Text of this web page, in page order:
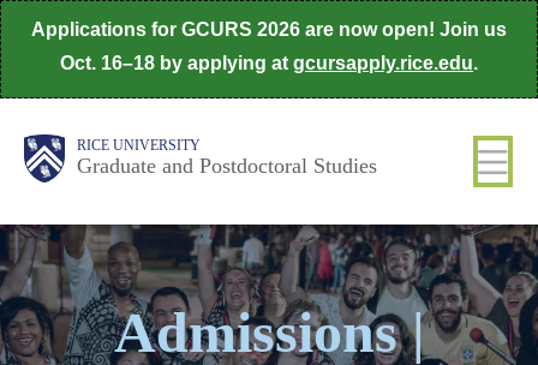
Skip
to
main
content
Applications for GCURS 2026 are now open! Join us
Oct. 16–18 by applying at gcursapply.rice.edu.
Body RICE UNIVERSITY
Graduate and Postdoctoral Studies
Main
Nav
Admissions |